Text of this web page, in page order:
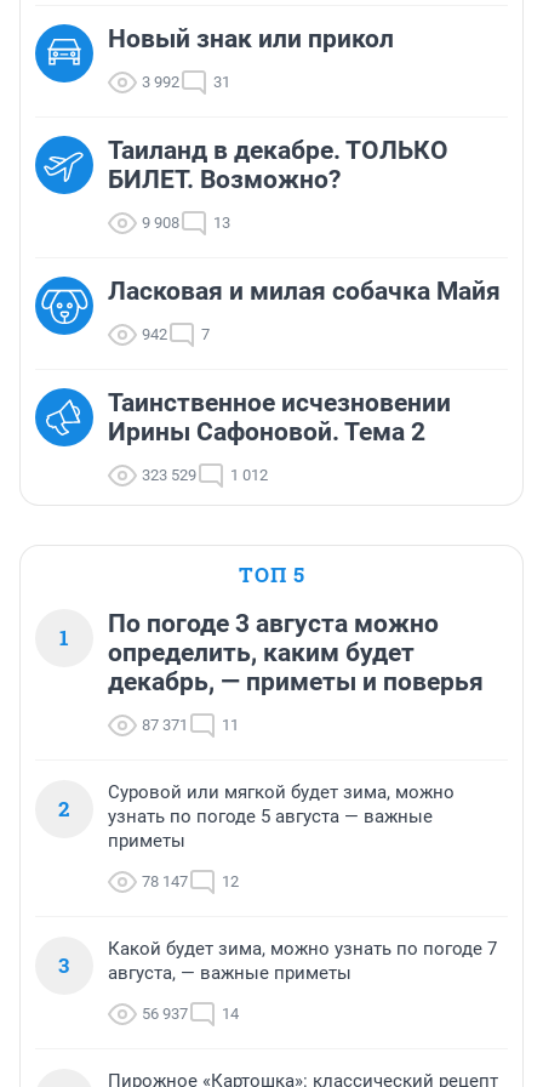
Новый знак или прикол
3 992 31
Таиланд в декабре. ТОЛЬКО
БИЛЕТ. Возможно?
9 908 13
Ласковая и милая собачка Майя
942 7
Таинственное исчезновении
Ирины Сафоновой. Тема 2
323 529 1 012
ТОП 5
1
По погоде 3 августа можно
определить, каким будет
декабрь, — приметы и поверья
87 371 11
2
Суровой или мягкой будет зима, можно
узнать по погоде 5 августа — важные
приметы
78 147 12
3
Какой будет зима, можно узнать по погоде 7
августа, — важные приметы
56 937 14
Пирожное «Картошка»: классический рецепт